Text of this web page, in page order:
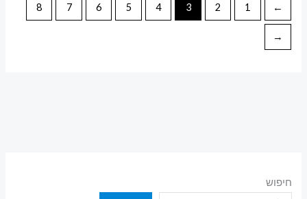
חיפוש
→
1
2
3
4
5
6
7
8
←